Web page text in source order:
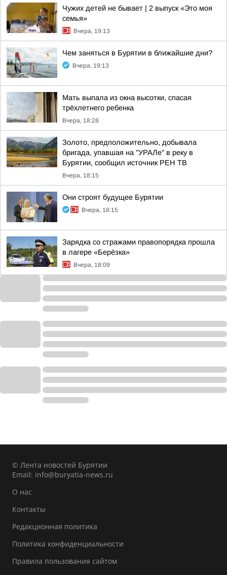
Чужих детей не бывает | 2 выпуск «Это моя
семья»
Вчера, 19:13
Чем заняться в Бурятии в ближайшие дни?
Вчера, 19:13
Мать выпала из окна высотки, спасая
трёхлетнего ребенка
Вчера, 18:28
Золото, предположительно, добывала
бригада, упавшая на "УРАЛе" в реку в
Бурятии, сообщил источник РЕН ТВ
Вчера, 18:15
Они строят будущее Бурятии
Вчера, 18:15
Зарядка со стражами правопорядка прошла
в лагере «Берёзка»
Вчера, 18:09
© Лента новостей Бурятии
Email: info@buryatia-news.ru
О нас
Контакты
Редакционная политика
Политика конфиденциальности
Правила пользования сайтом